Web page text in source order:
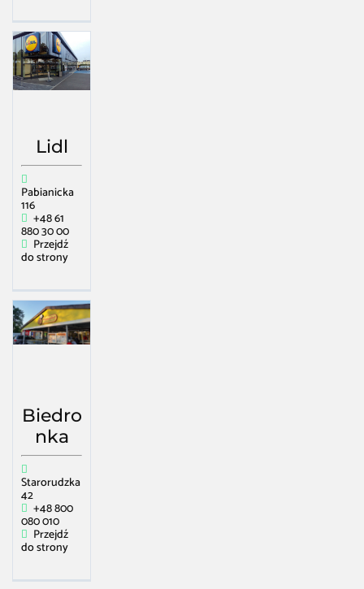
Lidl
Pabianicka
116
+48 61
880 30 00
Przejdź
do strony
Biedro
nka
Starorudzka
42
+48 800
080 010
Przejdź
do strony